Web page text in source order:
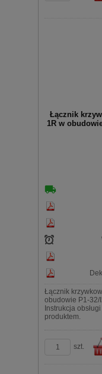
Łącznik
1R w
Łącznik
obudowie P1-32/
Instrukcja
produktem.
szt.